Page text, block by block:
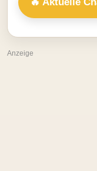
Anzeige